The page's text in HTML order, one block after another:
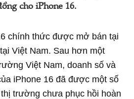
cho iPhone 16.
chính thức được mở bán tại
Việt Nam. Sau hơn một
Việt Nam, doanh số và
iPhone 16 đã được một số
trường chưa phục hồi hoàn